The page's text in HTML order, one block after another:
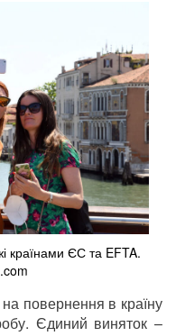
країнами ЄС та EFTA.
повернення в країну
Єдиний виняток –